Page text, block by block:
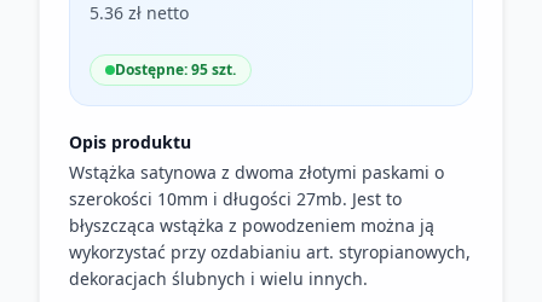
5.36 zł netto
Dostępne: 95 szt.
Opis produktu
Wstążka satynowa z dwoma złotymi paskami o
szerokości 10mm i długości 27mb. Jest to
błyszcząca wstążka z powodzeniem można ją
wykorzystać przy ozdabianiu art. styropianowych,
dekoracjach ślubnych i wielu innych.